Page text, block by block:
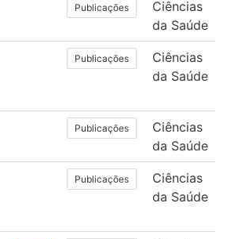
Publicações
Ciências
da Saúde
Publicações
Ciências
da Saúde
Publicações
Ciências
da Saúde
Publicações
Ciências
da Saúde